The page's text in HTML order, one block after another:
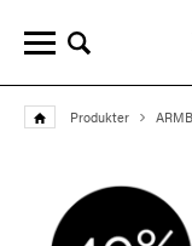
Produkter